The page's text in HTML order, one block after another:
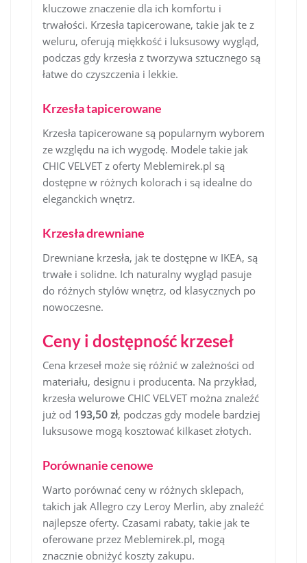
kluczowe znaczenie dla ich komfortu i
trwałości. Krzesła tapicerowane, takie jak te z
weluru, oferują miękkość i luksusowy wygląd,
podczas gdy krzesła z tworzywa sztucznego są
łatwe do czyszczenia i lekkie.
Krzesła tapicerowane
Krzesła tapicerowane są popularnym wyborem
ze względu na ich wygodę. Modele takie jak
CHIC VELVET z oferty Meblemirek.pl są
dostępne w różnych kolorach i są idealne do
eleganckich wnętrz.
Krzesła drewniane
Drewniane krzesła, jak te dostępne w IKEA, są
trwałe i solidne. Ich naturalny wygląd pasuje
do różnych stylów wnętrz, od klasycznych po
nowoczesne.
Ceny i dostępność krzeseł
Cena krzeseł może się różnić w zależności od
materiału, designu i producenta. Na przykład,
krzesła welurowe CHIC VELVET można znaleźć
już od 193,50 zł, podczas gdy modele bardziej
luksusowe mogą kosztować kilkaset złotych.
Porównanie cenowe
Warto porównać ceny w różnych sklepach,
takich jak Allegro czy Leroy Merlin, aby znaleźć
najlepsze oferty. Czasami rabaty, takie jak te
oferowane przez Meblemirek.pl, mogą
znacznie obniżyć koszty zakupu.